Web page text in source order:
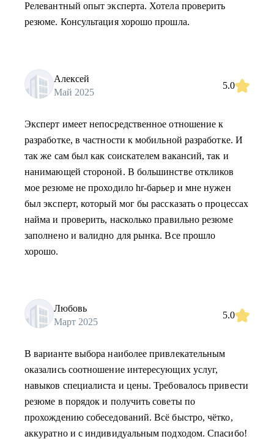
Релевантный опыт эксперта. Хотела проверить
резюме. Консультация хорошо прошла.
Алексей
Май 2025
5.0
Эксперт имеет непосредственное отношение к
разработке, в частности к мобильной разработке. И
так же сам был как соискателем вакансий, так и
нанимающей стороной. В большинстве откликов
мое резюме не проходило hr-барьер и мне нужен
был эксперт, который мог бы рассказать о процессах
найма и проверить, насколько правильно резюме
заполнено и валидно для рынка. Все прошло
хорошо.
Любовь
Март 2025
5.0
В варианте выбора наиболее привлекательным
оказались соотношение интересующих услуг,
навыков специалиста и цены. Требовалось привести
резюме в порядок и получить советы по
прохождению собеседований. Всё быстро, чётко,
аккуратно и с индивидуальным подходом. Спасибо!